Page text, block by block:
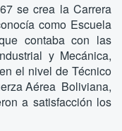
se crea la Carrera
como Escuela
contaba con las
y Mecánica,
el nivel de Técnico
Aérea Boliviana,
a satisfacción los